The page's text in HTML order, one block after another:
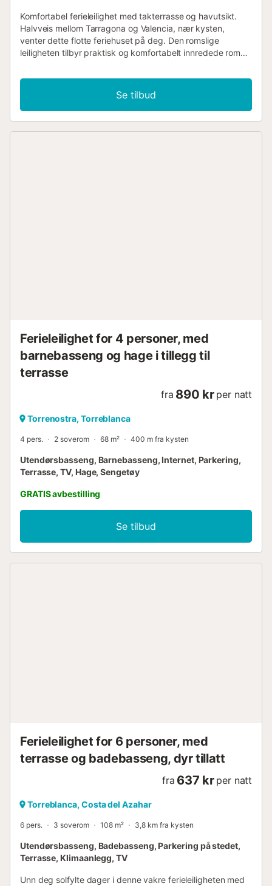
Komfortabel ferieleilighet med takterrasse og havutsikt.
Halvveis mellom Tarragona og Valencia, nær kysten,
venter dette flotte feriehuset på deg. Den romslige
leiligheten tilbyr praktisk og komfortabelt innredede rom
avslappende timer i den lyse stuen og bruk badekaret
med vannmassasje for velvære. Dra nytte av den store
terrassen, som tilbyr både skyggefulle og solfylte hjørner.
Sett deg godt til rette i hagemøblene med en iskald
Se tilbud
Ferieleilighet for 4 personer, med
barnebasseng og hage i tillegg til
terrasse
fra 890 kr per natt
Torrenostra, Torreblanca
4 pers. 2 soverom 68 m² 400 m fra kysten
Utendørsbasseng, Barnebasseng, Internet, Parkering,
Terrasse, TV, Hage, Sengetøy
GRATIS avbestilling
Se tilbud
Ferieleilighet for 6 personer, med
terrasse og badebasseng, dyr tillatt
fra 637 kr per natt
Torreblanca, Costa del Azahar
6 pers. 3 soverom 108 m² 3,8 km fra kysten
Utendørsbasseng, Badebasseng, Parkering på stedet,
Terrasse, Klimaanlegg, TV
Unn deg solfylte dager i denne vakre ferieleiligheten med